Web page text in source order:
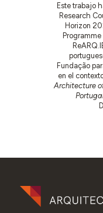
Este trabajo
Research
Horizon
Fundação
en el
Architecture